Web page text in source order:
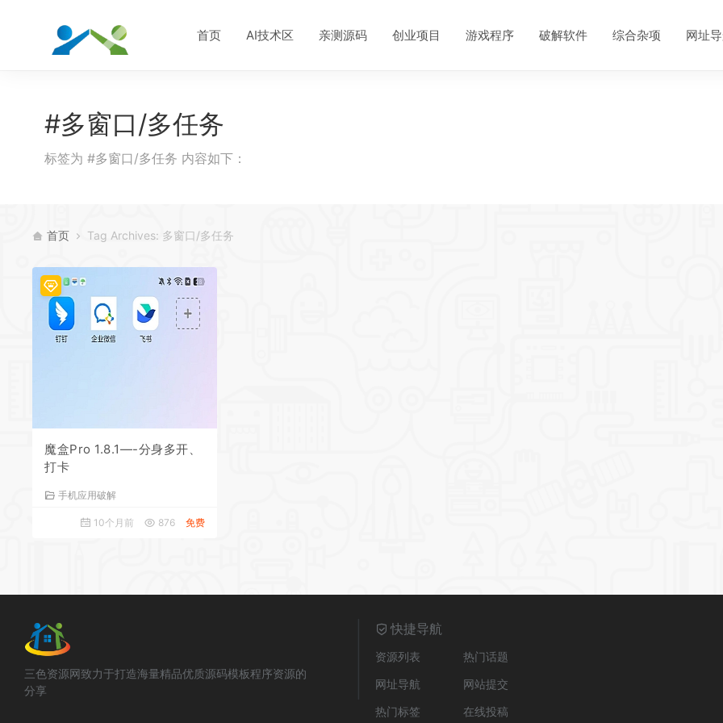
首页 AI技术区 亲测源码 创业项目 游戏程序 破解软件 综合杂项 网址
#多窗口/多任务
标签为 #多窗口/多任务 内容如下：
首页 Tag Archives: 多窗口/多任务
魔盒Pro 1.8.1—-分身多开、
打卡
手机应用破解
10个月前 876 免费
三色资源网致力于打造海量精品优质源码模板程序资源的
分享
快捷导航
资源列表
热门话题
网址导航
网站提交
热门标签
在线投稿